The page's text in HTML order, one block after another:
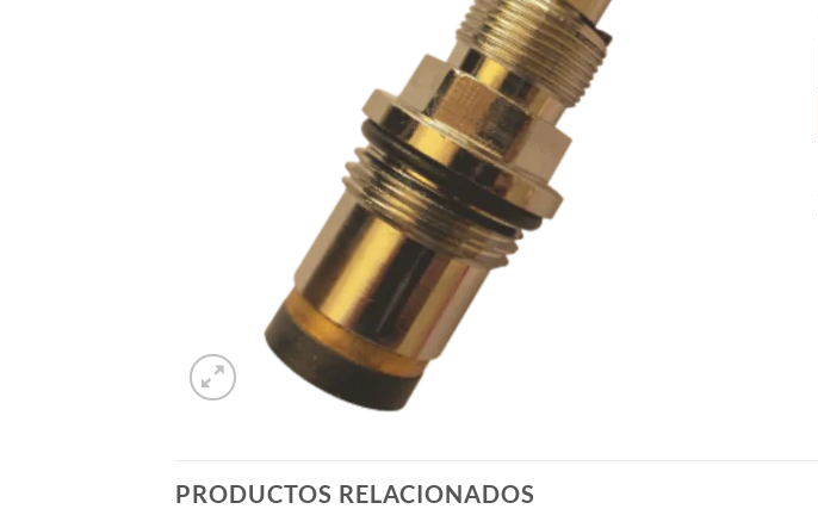
PRODUCTOS RELACIONADOS